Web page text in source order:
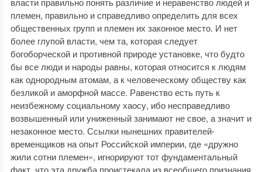
племен, правильно и справедливо определить для всех
общественных групп и племен их законное место. И нет
более глупой власти, чем та, которая следует
богоборческой и противной природе установке, что будто
бы все люди и народы равны, которая относится к людям
как однородным атомам, а к человеческому обществу как
безликой и аморфной массе. Равенство есть путь к
неизбежному социальному хаосу, ибо несправедливо
возвышенный или униженный занимают не свое, а значит и
незаконное место. Ссылки нынешних правителей-
временщиков на опыт Российской империи, где «дружно
жили сотни племен», игнорируют тот фундаментальный
факт, что эта дружба проистекала из всеобщего признания